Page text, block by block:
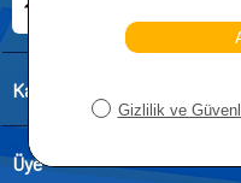
Kategoriler
Üye